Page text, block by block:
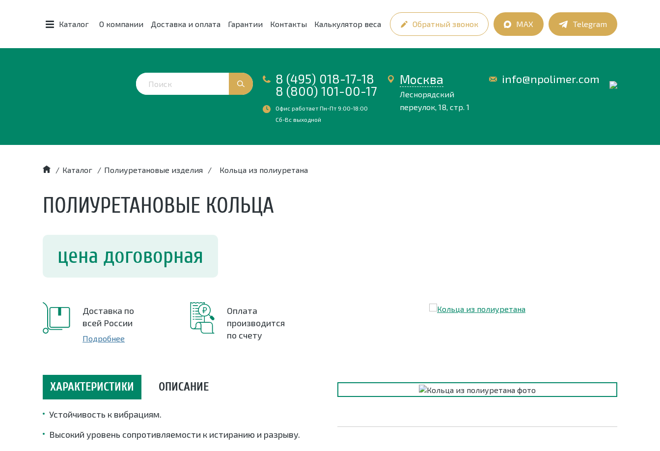
Каталог О компании Доставка и оплата Гарантии Контакты Калькулятор веса Обратный звонок MAX Telegram
8 (495) 018-17-18
8 (800) 101-00-17
Офис работает Пн-Пт 9:00-18:00
Сб-Вс выходной
Москва
Леснорядский
переулок, 18, стр. 1
info@npolimer.com
/ Каталог / Полиуретановые изделия / Кольца из полиуретана
ПОЛИУРЕТАНОВЫЕ КОЛЬЦА
цена договорная
Доставка по
всей России
Подробнее
Оплата
производится
по счету
ХАРАКТЕРИСТИКИ ОПИСАНИЕ
Устойчивость к вибрациям.
Высокий уровень сопротивляемости к истиранию и разрыву.